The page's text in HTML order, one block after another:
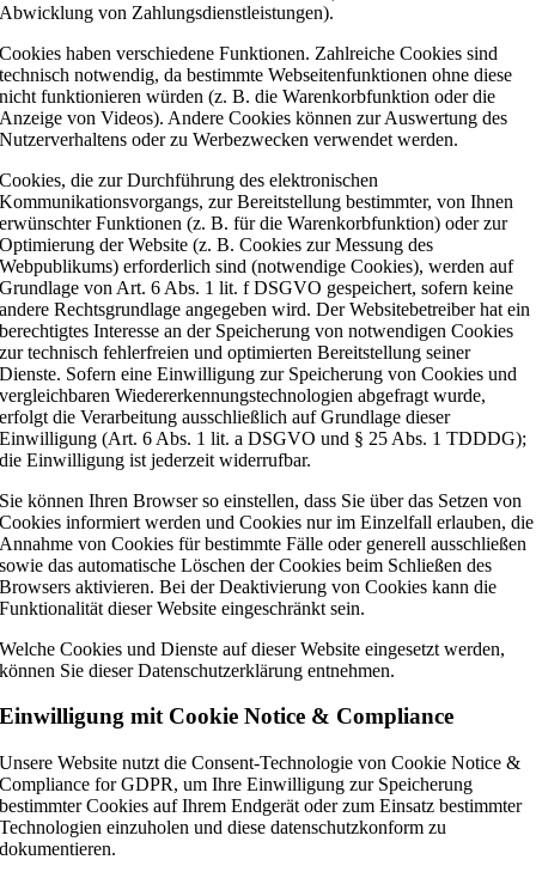
Abwicklung von Zahlungsdienstleistungen).
Cookies haben verschiedene Funktionen. Zahlreiche Cookies sind
technisch notwendig, da bestimmte Webseitenfunktionen ohne diese
nicht funktionieren würden (z. B. die Warenkorbfunktion oder die
Anzeige von Videos). Andere Cookies können zur Auswertung des
Nutzerverhaltens oder zu Werbezwecken verwendet werden.
Cookies, die zur Durchführung des elektronischen
Kommunikationsvorgangs, zur Bereitstellung bestimmter, von Ihnen
erwünschter Funktionen (z. B. für die Warenkorbfunktion) oder zur
Optimierung der Website (z. B. Cookies zur Messung des
Webpublikums) erforderlich sind (notwendige Cookies), werden auf
Grundlage von Art. 6 Abs. 1 lit. f DSGVO gespeichert, sofern keine
andere Rechtsgrundlage angegeben wird. Der Websitebetreiber hat ein
berechtigtes Interesse an der Speicherung von notwendigen Cookies
zur technisch fehlerfreien und optimierten Bereitstellung seiner
Dienste. Sofern eine Einwilligung zur Speicherung von Cookies und
vergleichbaren Wiedererkennungstechnologien abgefragt wurde,
erfolgt die Verarbeitung ausschließlich auf Grundlage dieser
Einwilligung (Art. 6 Abs. 1 lit. a DSGVO und § 25 Abs. 1 TDDDG);
die Einwilligung ist jederzeit widerrufbar.
Sie können Ihren Browser so einstellen, dass Sie über das Setzen von
Cookies informiert werden und Cookies nur im Einzelfall erlauben, die
Annahme von Cookies für bestimmte Fälle oder generell ausschließen
sowie das automatische Löschen der Cookies beim Schließen des
Browsers aktivieren. Bei der Deaktivierung von Cookies kann die
Funktionalität dieser Website eingeschränkt sein.
Welche Cookies und Dienste auf dieser Website eingesetzt werden,
können Sie dieser Datenschutzerklärung entnehmen.
Einwilligung mit Cookie Notice & Compliance
Unsere Website nutzt die Consent-Technologie von Cookie Notice &
Compliance for GDPR, um Ihre Einwilligung zur Speicherung
bestimmter Cookies auf Ihrem Endgerät oder zum Einsatz bestimmter
Technologien einzuholen und diese datenschutzkonform zu
dokumentieren.